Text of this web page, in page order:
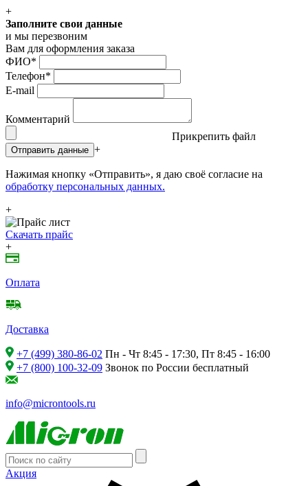
+
Заполните свои данные
и мы перезвоним
Вам для оформления заказа
ФИО*
Телефон*
E-mail
Комментарий
Прикрепить файл
Отправить данные +
Нажимая кнопку «Отправить», я даю своё согласие на
обработку персональных данных.
+
Скачать прайс
+
Оплата
Доставка
+7 (499) 380-86-02 Пн - Чт 8:45 - 17:30, Пт 8:45 - 16:00
+7 (800) 100-32-09 Звонок по России бесплатный
info@microntools.ru
Акция